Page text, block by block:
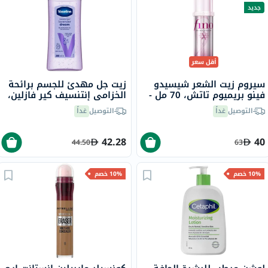
جديد
أقل سعر
سيروم زيت الشعر شيسيدو
فينو بريميوم تاتش، 70 مل -
إصدار الشريط الوردي
التوصيلغداً
40
63
زيت جل مهدئ للجسم برائحة
الخزامى إنتنسيف كير فازلين،
200 ملالتوصيلغداً
42.28
44.50
10% خصم 10% خصم